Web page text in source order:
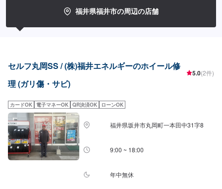
福井県福井市の周辺の店舗
セルフ丸岡SS / (株)福井エネルギーのホイール修
理 (ガリ傷・サビ)
5.0(2件)
カードOK 電子マネーOK QR決済OK ローンOK
福井県坂井市丸岡町一本田中31字8
9:00 ~ 18:00
年中無休